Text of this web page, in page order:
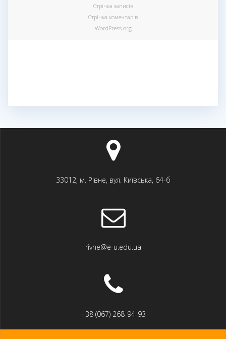
Стрічка записів
Стрічка коментарів
WordPress.org
33012, м. Рівне, вул. Київська, 64-б
rivne@e-u.edu.ua
+38 (067) 268-94-93